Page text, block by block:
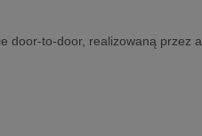
door-to-door, realizowaną przez